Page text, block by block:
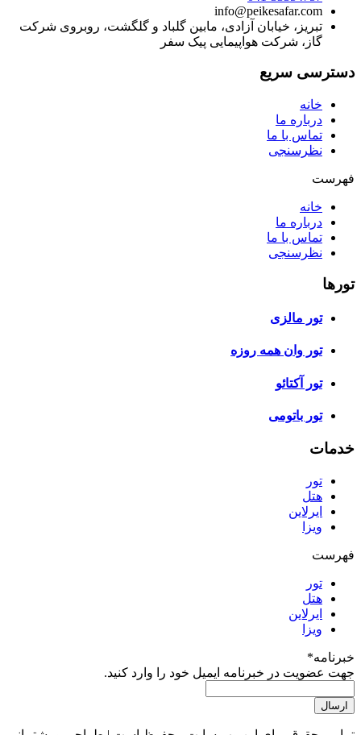
info@peikesafar.com
تبریز، خیابان آزادی، مابین گلباد و گلگشت، روبروی شرکت
گاز، شرکت هواپیمایی پیک سفر
دسترسی سریع
خانه
درباره ما
تماس با ما
نظرسنجی
فهرست
خانه
درباره ما
تماس با ما
نظرسنجی
تورها
تور مالزی
تور وان همه روزه
تور آکتائو
تور باتومی
خدمات
تور
هتل
ایرلاین
ویزا
فهرست
تور
هتل
ایرلاین
ویزا
خبرنامه*
جهت عضویت در خبرنامه ایمیل خود را وارد کنید.